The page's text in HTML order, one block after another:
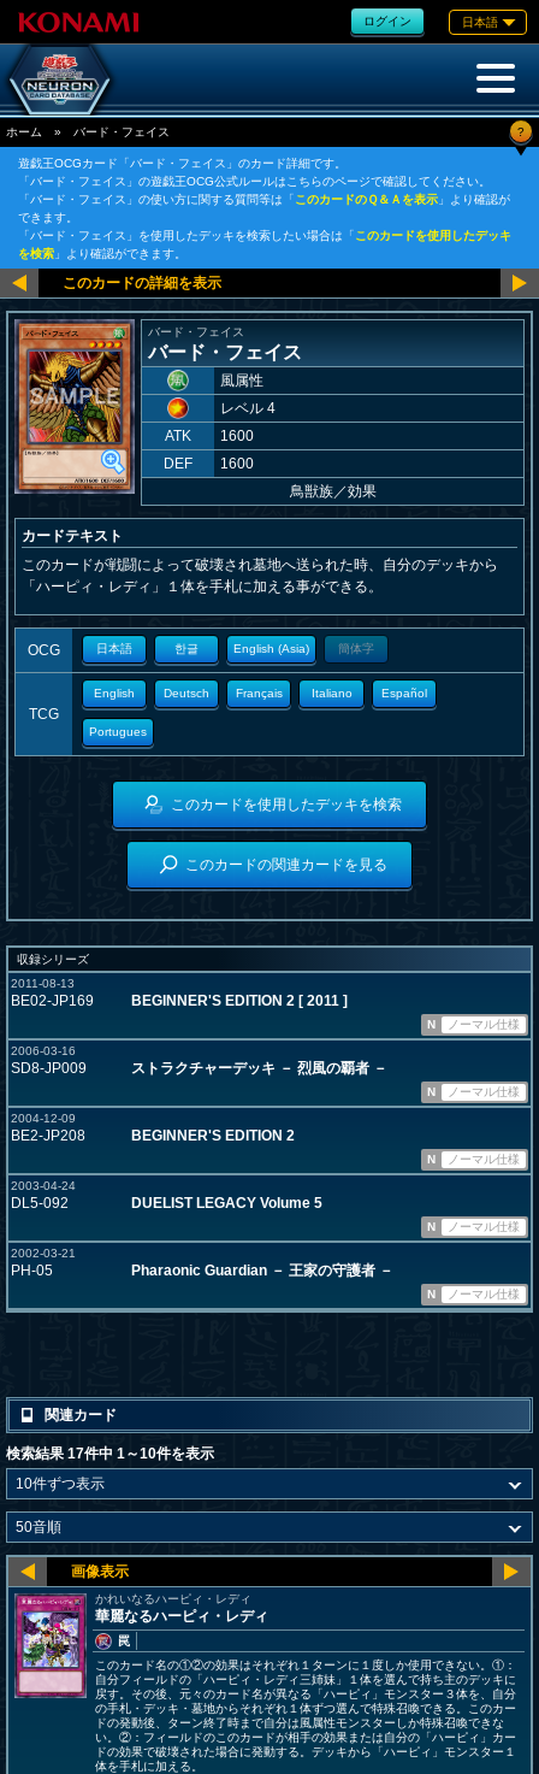
ログイン 日本語
ホーム » バード・フェイス ?
遊戯王OCGカード「バード・フェイス」のカード詳細です。
「バード・フェイス」の遊戯王OCG公式ルールはこちらのページで確認してください。
「バード・フェイス」の使い方に関する質問等は「このカードのＱ＆Ａを表示 」より確認が
できます。
「バード・フェイス」を使用したデッキを検索したい場合は「このカードを使用したデッキ
を検索 」より確認ができます。
バード・フェイス
バード・フェイス
風属性
レベル 4
ATK
1600
DEF
1600
鳥獣族／効果
カードテキスト
このカードが戦闘によって破壊され墓地へ送られた時、自分のデッキから
「ハーピィ・レディ」１体を手札に加える事ができる。
OCG 日本語 한글 English (Asia) 簡体字
TCG
English Deutsch Français Italiano Español
Portugues
このカードを使用したデッキを検索
このカードの関連カードを見る
収録シリーズ
2011-08-13
BE02-JP169 BEGINNER'S EDITION 2 [ 2011 ]
N
ノーマル仕様
2006-03-16
SD8-JP009 ストラクチャーデッキ － 烈風の覇者 －
N
ノーマル仕様
2004-12-09
BE2-JP208 BEGINNER'S EDITION 2
N
ノーマル仕様
2003-04-24
DL5-092 DUELIST LEGACY Volume 5
N
ノーマル仕様
2002-03-21
PH-05 Pharaonic Guardian － 王家の守護者 －
N ノーマル仕様
関連カード
検索結果 17件中 1～10件を表示
かれいなるハーピィ・レディ
華麗なるハーピィ・レディ
罠
このカード名の①②の効果はそれぞれ１ターンに１度しか使用できない。①：
自分フィールドの「ハーピィ・レディ三姉妹」１体を選んで持ち主のデッキに
戻す。その後、元々のカード名が異なる「ハーピィ」モンスター３体を、自分
の手札・デッキ・墓地からそれぞれ１体ずつ選んで特殊召喚できる。このカー
ドの発動後、ターン終了時まで自分は風属性モンスターしか特殊召喚できな
い。②：フィールドのこのカードが相手の効果または自分の「ハーピィ」カー
ドの効果で破壊された場合に発動する。デッキから「ハーピィ」モンスター１
体を手札に加える。